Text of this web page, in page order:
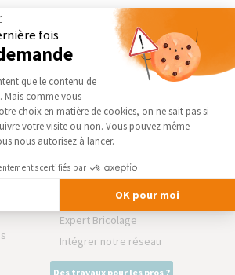
NOS DOMAINES
D’INTERVENTION
EXTENSION
RÉNOVATION INTÉRIEURE
TRAVAUX EXTÉRIEURS
NOS PARTENAIRES
La Maison des Architectes
Expert Bricolage
Intégrer notre réseau
Des travaux pour les pros ?
fois
Gestion du
que le contenu de
Mais comme vous
choix en matière de cookies, on ne sait pas si
votre visite ou non. Vous pouvez même
nous autorisez à lancer.
certifiés par
OK pour moi
Axeptio consent